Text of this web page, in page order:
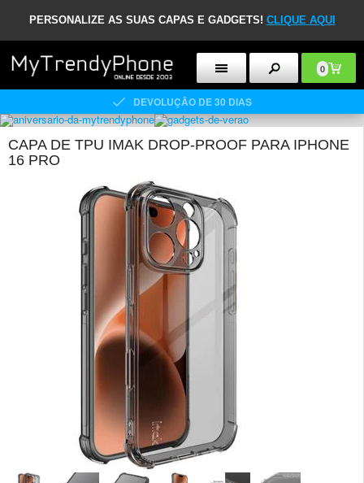
PERSONALIZE AS SUAS CAPAS E GADGETS! CLIQUE AQUI
0
DEVOLUÇÃO DE 30 DIAS
CAPA DE TPU IMAK DROP-PROOF PARA IPHONE
16 PRO